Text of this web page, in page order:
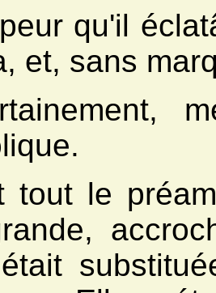
qu'il
et, sans
tout le